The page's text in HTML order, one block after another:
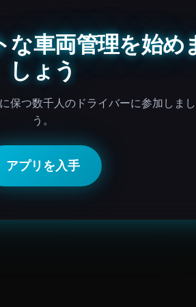
な車両管理を始め
しょう
保つ数千人のドライバーに参加しま
う。
アプリを入手